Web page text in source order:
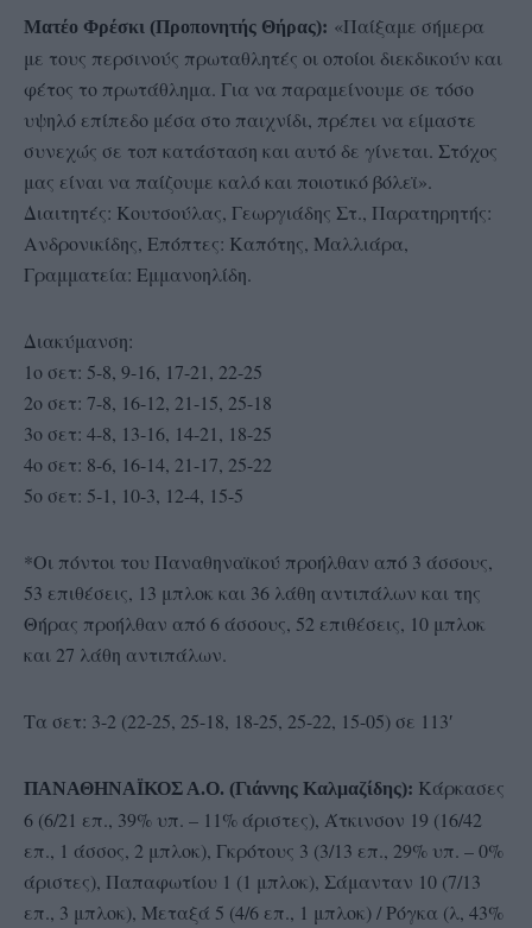
Ματέο Φρέσκι (Προπονητής Θήρας): «Παίξαμε σήμερα
με τους περσινούς πρωταθλητές οι οποίοι διεκδικούν και
φέτος το πρωτάθλημα. Για να παραμείνουμε σε τόσο
υψηλό επίπεδο μέσα στο παιχνίδι, πρέπει να είμαστε
συνεχώς σε τοπ κατάσταση και αυτό δε γίνεται. Στόχος
μας είναι να παίζουμε καλό και ποιοτικό βόλεϊ».
Διαιτητές: Κουτσούλας, Γεωργιάδης Στ., Παρατηρητής:
Ανδρονικίδης, Επόπτες: Καπότης, Μαλλιάρα,
Γραμματεία: Εμμανοηλίδη.
Διακύμανση:
1ο σετ: 5-8, 9-16, 17-21, 22-25
2ο σετ: 7-8, 16-12, 21-15, 25-18
3ο σετ: 4-8, 13-16, 14-21, 18-25
4ο σετ: 8-6, 16-14, 21-17, 25-22
5ο σετ: 5-1, 10-3, 12-4, 15-5
*Οι πόντοι του Παναθηναϊκού προήλθαν από 3 άσσους,
53 επιθέσεις, 13 μπλοκ και 36 λάθη αντιπάλων και της
Θήρας προήλθαν από 6 άσσους, 52 επιθέσεις, 10 μπλοκ
και 27 λάθη αντιπάλων.
Τα σετ: 3-2 (22-25, 25-18, 18-25, 25-22, 15-05) σε 113′
ΠΑΝΑΘΗΝΑΪΚΟΣ Α.Ο. (Γιάννης Καλμαζίδης): Κάρκασες
6 (6/21 επ., 39% υπ. – 11% άριστες), Άτκινσον 19 (16/42
επ., 1 άσσος, 2 μπλοκ), Γκρότους 3 (3/13 επ., 29% υπ. – 0%
άριστες), Παπαφωτίου 1 (1 μπλοκ), Σάμανταν 10 (7/13
επ., 3 μπλοκ), Μεταξά 5 (4/6 επ., 1 μπλοκ) / Ρόγκα (λ, 43%